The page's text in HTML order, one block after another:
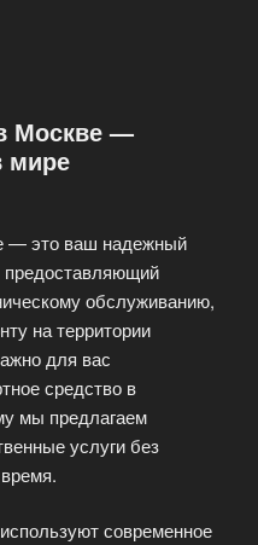
Москве —
мире
— это ваш надежный
предоставляющий
обслуживанию,
на территории
для вас
средство в
мы предлагаем
услуги без
современное